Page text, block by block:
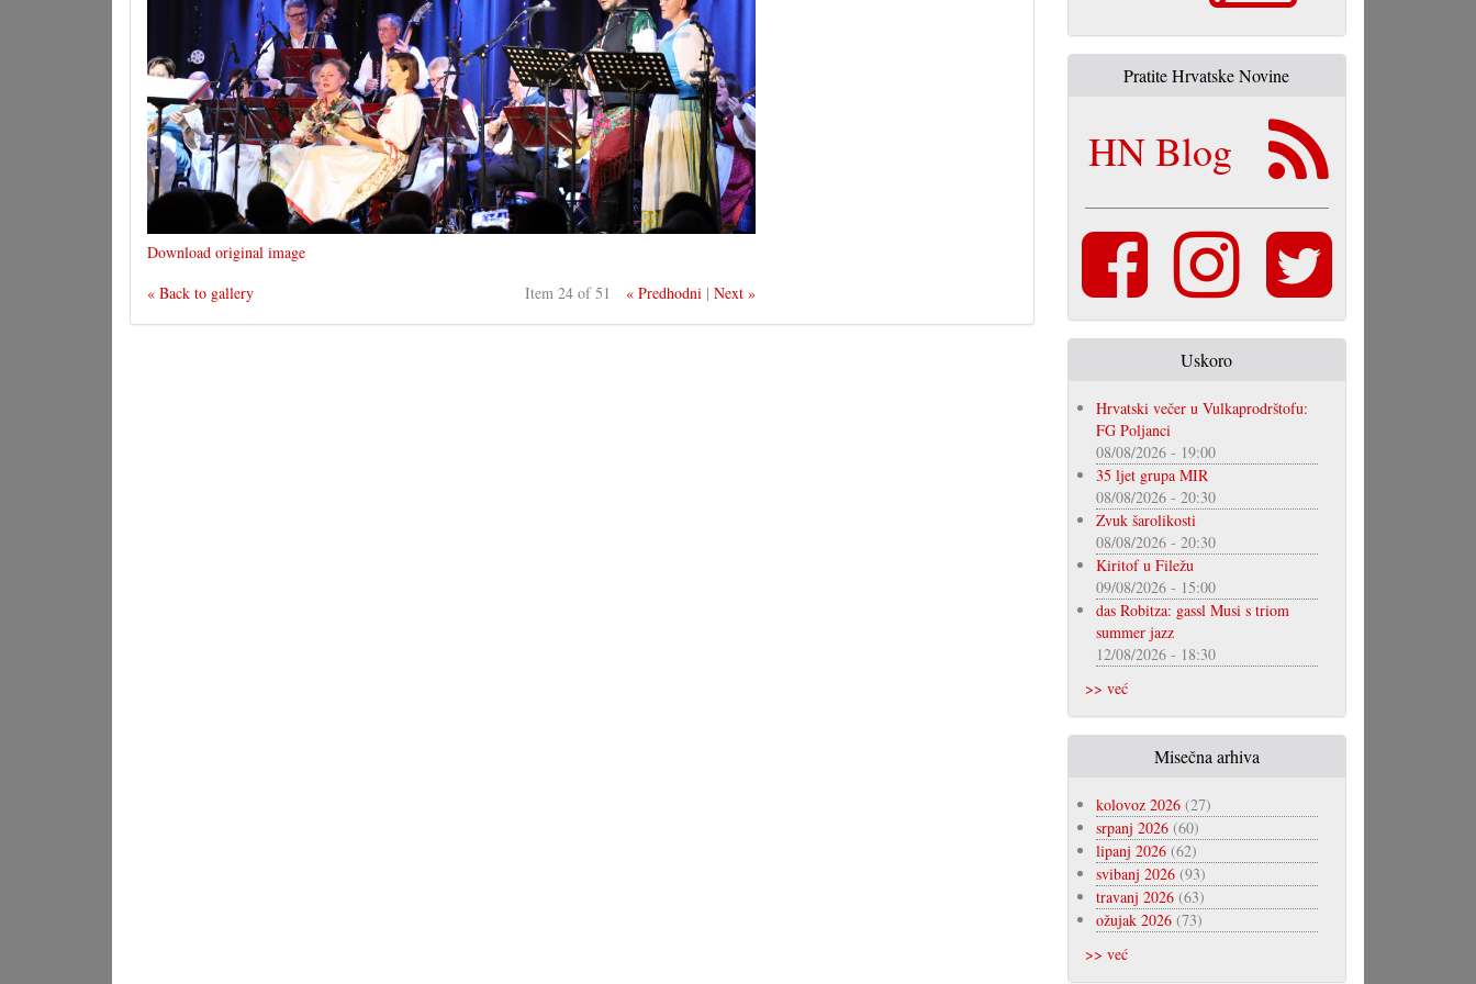
Download original image
« Back to gallery
Item 24 of 51 « Predhodni |Next »
Pratite Hrvatske Novine
HN Blog
Uskoro
Hrvatski večer u Vulkaprodrštofu:
FG Poljanci
08/08/2026 - 19:00
35 ljet grupa MIR
08/08/2026 - 20:30
Zvuk šarolikosti
08/08/2026 - 20:30
Kiritof u Filežu
09/08/2026 - 15:00
das Robitza: gassl Musi s triom
summer jazz
12/08/2026 - 18:30
>> već
Misečna arhiva
kolovoz 2026(27)
srpanj 2026(60)
lipanj 2026(62)
svibanj 2026(93)
travanj 2026(63)
ožujak 2026(73)
>> već